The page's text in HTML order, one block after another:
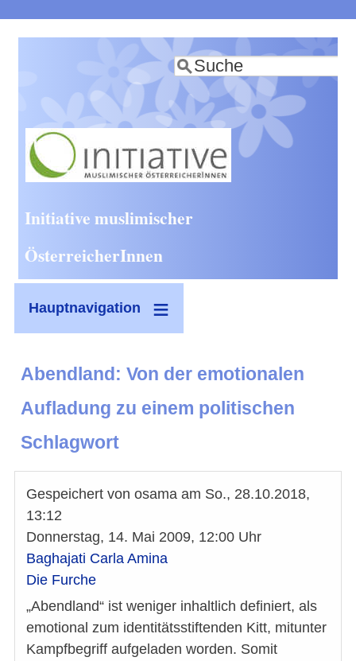
zum
Inhalt
Suche
Initiative muslimischer
ÖsterreicherInnen
Hauptnavigation
Abendland: Von der emotionalen
Aufladung zu einem politischen
Schlagwort
Gespeichert von osama am So., 28.10.2018,
13:12
Donnerstag, 14. Mai 2009, 12:00 Uhr
Baghajati Carla Amina
Die Furche
„Abendland“ ist weniger inhaltlich definiert, als
emotional zum identitätsstiftenden Kitt, mitunter
Kampfbegriff aufgeladen worden. Somit